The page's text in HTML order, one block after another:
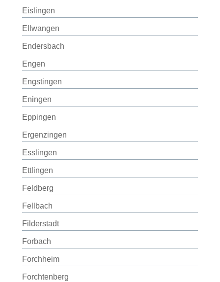
Eislingen
Ellwangen
Endersbach
Engen
Engstingen
Eningen
Eppingen
Ergenzingen
Esslingen
Ettlingen
Feldberg
Fellbach
Filderstadt
Forbach
Forchheim
Forchtenberg